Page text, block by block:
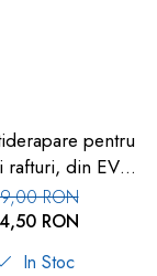
pentru
rafturi, din EVA,
1.5mRON
RON
In Stoc